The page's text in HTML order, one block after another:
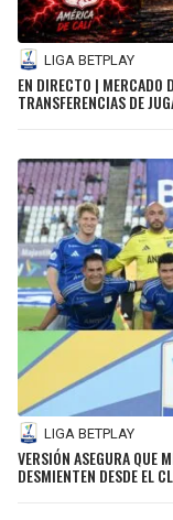
LIGA BETPLAY
EN DIRECTO | MERCADO
TRANSFERENCIAS DE
LIGA BETPLAY
VERSIÓN ASEGURA QUE
DESMIENTEN DESDE EL